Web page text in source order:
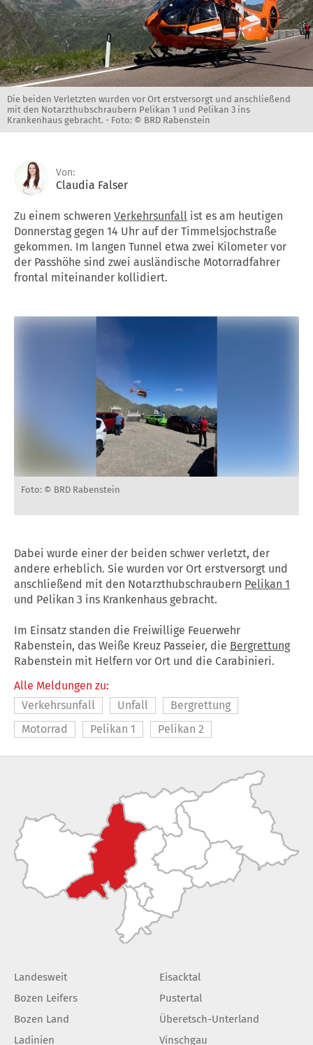
Die beiden Verletzten wurden vor Ort erstversorgt und anschließend
mit den Notarzthubschraubern Pelikan 1 und Pelikan 3 ins
Krankenhaus gebracht. - Foto: © BRD Rabenstein
Von:
Claudia Falser
Zu einem schweren Verkehrsunfall ist es am heutigen
Donnerstag gegen 14 Uhr auf der Timmelsjochstraße
gekommen. Im langen Tunnel etwa zwei Kilometer vor
der Passhöhe sind zwei ausländische Motorradfahrer
frontal miteinander kollidiert.
Foto: © BRD Rabenstein
Dabei wurde einer der beiden schwer verletzt, der
andere erheblich. Sie wurden vor Ort erstversorgt und
anschließend mit den Notarzthubschraubern Pelikan 1
und Pelikan 3 ins Krankenhaus gebracht.
Im Einsatz standen die Freiwillige Feuerwehr
Rabenstein, das Weiße Kreuz Passeier, die Bergrettung
Rabenstein mit Helfern vor Ort und die Carabinieri.
Alle Meldungen zu:
Verkehrsunfall
Unfall
Bergrettung
Motorrad
Pelikan 1 Pelikan 2
Landesweit
Bozen Leifers
Bozen Land
Ladinien
Eisacktal
Pustertal
Überetsch-Unterland
Vinschgau